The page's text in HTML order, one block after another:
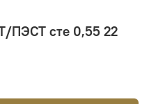
ПЭСТ сте 0,55 22